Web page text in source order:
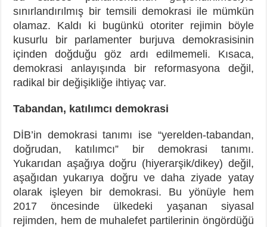
sınırlandırılmış bir temsili demokrasi ile mümkün
olamaz. Kaldı ki bugünkü otoriter rejimin böyle
kusurlu bir parlamenter burjuva demokrasisinin
içinden doğduğu göz ardı edilmemeli. Kısaca,
demokrasi anlayışında bir reformasyona değil,
radikal bir değişikliğe ihtiyaç var.
Tabandan, katılımcı demokrasi
DİB’in demokrasi tanımı ise “yerelden-tabandan,
doğrudan, katılımcı” bir demokrasi tanımı.
Yukarıdan aşağıya doğru (hiyerarşik/dikey) değil,
aşağıdan yukarıya doğru ve daha ziyade yatay
olarak işleyen bir demokrasi. Bu yönüyle hem
2017 öncesinde ülkedeki yaşanan siyasal
rejimden, hem de muhalefet partilerinin öngördüğü